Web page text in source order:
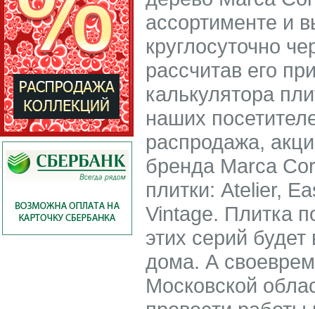
ассортименте и
круглосуточно
рассчитав его
калькулятора
наших
распродажа,
бренда Marca
плитки: Atelier,
Vintage. Плитка
этих серий
дома. А
Московской